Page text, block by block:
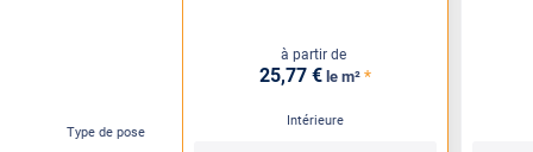
Type de pose
à partir de
25,77 € le m² *
Intérieure